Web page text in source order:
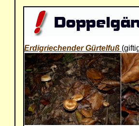
Erdigriechender Gürtelfuß